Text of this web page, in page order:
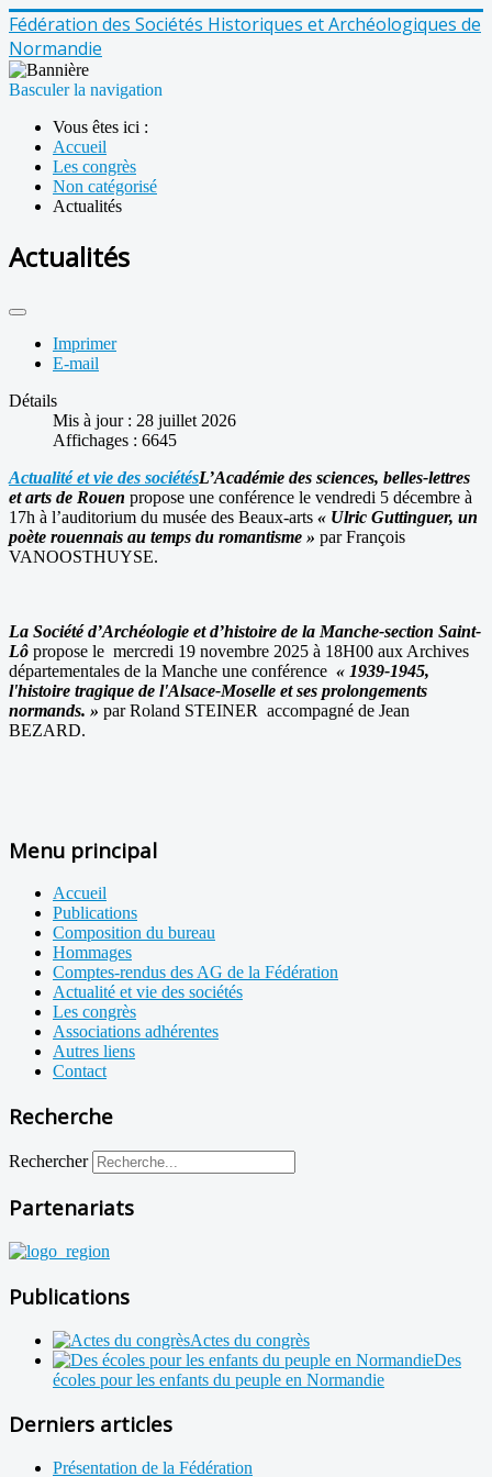
Fédération des Sociétés Historiques et Archéologiques de
Normandie
Basculer la navigation
Vous êtes ici :
Accueil
Les congrès
Non catégorisé
Actualités
Actualités
Imprimer
E-mail
Détails
Mis à jour : 28 juillet 2026
Affichages : 6645
Actualité et vie des sociétésL’Académie des sciences, belles-lettres
et arts de Rouen propose une conférence le vendredi 5 décembre à
17h à l’auditorium du musée des Beaux-arts « Ulric Guttinguer, un
poète rouennais au temps du romantisme » par François
VANOOSTHUYSE.
La Société d’Archéologie et d’histoire de la Manche-section Saint-
Lô propose le mercredi 19 novembre 2025 à 18H00 aux Archives
départementales de la Manche une conférence « 1939-1945,
l'histoire tragique de l'Alsace-Moselle et ses prolongements
normands. » par Roland STEINER accompagné de Jean
BEZARD.
Menu principal
Accueil
Publications
Composition du bureau
Hommages
Comptes-rendus des AG de la Fédération
Actualité et vie des sociétés
Les congrès
Associations adhérentes
Autres liens
Contact
Recherche
Rechercher
Partenariats
Publications
Actes du congrès
Des
écoles pour les enfants du peuple en Normandie
Derniers articles
Présentation de la Fédération